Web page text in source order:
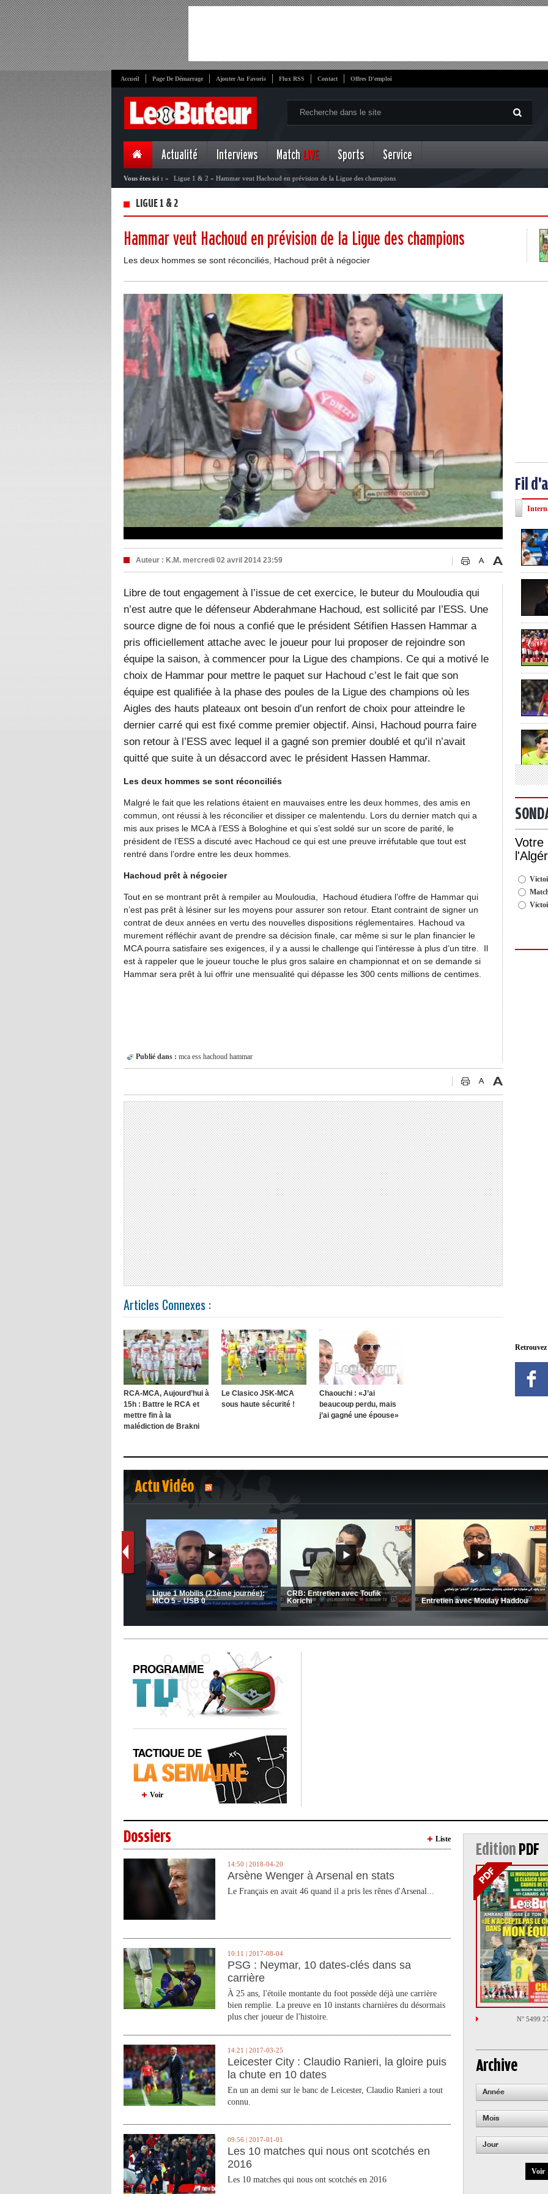
Accueil Page De Démarrage Ajouter Au Favoris Flux RSS Contact Offres D'emploi
Actualité Interviews Match LIVE Sports Service
Vous êtes ici : » Ligue 1 & 2 » Hammar veut Hachoud en prévision de la Ligue des champions
LIGUE 1 & 2
Hammar veut Hachoud en prévision de la Ligue des champions
Les deux hommes se sont réconciliés, Hachoud prêt à négocier
Auteur : K.M. mercredi 02 avril 2014 23:59
Libre de tout engagement à l’issue de cet exercice, le buteur du Mouloudia qui
n’est autre que le défenseur Abderahmane Hachoud, est sollicité par l’ESS. Une
source digne de foi nous a confié que le président Sétifien Hassen Hammar a
pris officiellement attache avec le joueur pour lui proposer de rejoindre son
équipe la saison, à commencer pour la Ligue des champions. Ce qui a motivé le
choix de Hammar pour mettre le paquet sur Hachoud c’est le fait que son
équipe est qualifiée à la phase des poules de la Ligue des champions où les
Aigles des hauts plateaux ont besoin d’un renfort de choix pour atteindre le
dernier carré qui est fixé comme premier objectif. Ainsi, Hachoud pourra faire
son retour à l’ESS avec lequel il a gagné son premier doublé et qu’il n’avait
quitté que suite à un désaccord avec le président Hassen Hammar.
Les deux hommes se sont réconciliés
Malgré le fait que les relations étaient en mauvaises entre les deux hommes, des amis en
commun, ont réussi à les réconcilier et dissiper ce malentendu. Lors du dernier match qui a
mis aux prises le MCA à l’ESS à Bologhine et qui s’est soldé sur un score de parité, le
président de l’ESS a discuté avec Hachoud ce qui est une preuve irréfutable que tout est
rentré dans l’ordre entre les deux hommes.
Hachoud prêt à négocier
Tout en se montrant prêt à rempiler au Mouloudia, Hachoud étudiera l’offre de Hammar qui
n’est pas prêt à lésiner sur les moyens pour assurer son retour. Etant contraint de signer un
contrat de deux années en vertu des nouvelles dispositions réglementaires. Hachoud va
murement réfléchir avant de prendre sa décision finale, car même si sur le plan financier le
MCA pourra satisfaire ses exigences, il y a aussi le challenge qui l’intéresse à plus d’un titre. Il
est à rappeler que le joueur touche le plus gros salaire en championnat et on se demande si
Hammar sera prêt à lui offrir une mensualité qui dépasse les 300 cents millions de centimes.
Publié dans : mca ess hachoud hammar
Articles Connexes :
RCA-MCA, Aujourd’hui à
15h : Battre le RCA et
mettre fin à la
malédiction de Brakni
Le Clasico JSK-MCA
sous haute sécurité !
Chaouchi : «J’ai
beaucoup perdu, mais
j’ai gagné une épouse»
Fil
Votre
Actu Vidéo
1 2
CSC: La préparation des hommes
d’Amrani se poursuit en Tunisie
MCA: Kaci-Saïd évoque le large
succès du Mouloudia face au FC
MFM
JSK: Brahim Zafour évoque la
situation du club
Voir
Dossiers Liste
14:50 | 2018-04-20
Arsène Wenger à Arsenal en stats
Le Français en avait 46 quand il a pris les rênes d'Arsenal...
10:11 | 2017-08-04
PSG : Neymar, 10 dates-clés dans sa
carrière
À 25 ans, l'étoile montante du foot possède déjà une carrière
bien remplie. La preuve en 10 instants charnières du désormais
plus cher joueur de l'histoire.
14:21 | 2017-03-25
Leicester City : Claudio Ranieri, la gloire puis
la chute en 10 dates
En un an demi sur le banc de Leicester, Claudio Ranieri a tout
connu.
09:56 | 2017-01-01
Les 10 matches qui nous ont scotchés en
2016
Les 10 matches qui nous ont scotchés en 2016
Edition PDF
N° 5499
Archive
Année
Mois
Jour
Voir